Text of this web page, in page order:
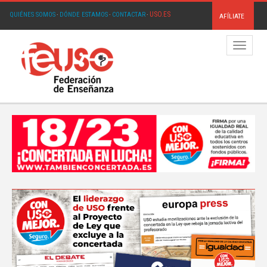
QUIÉNES SOMOS· DÓNDE ESTAMOS· CONTACTAR· USO.ES AFÍLIATE
Menú